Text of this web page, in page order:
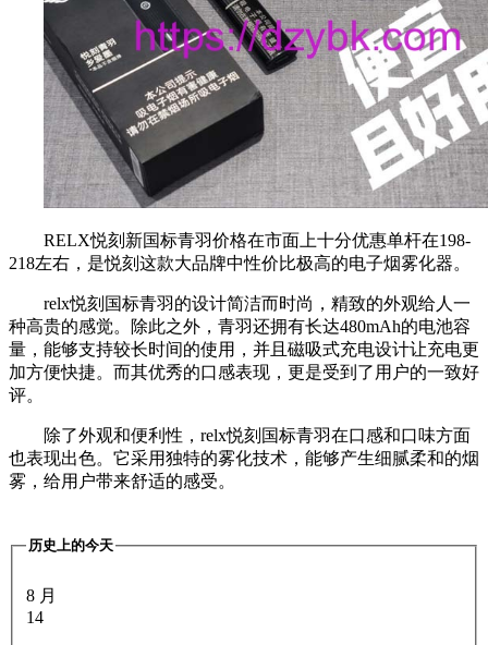
RELX悦刻新国标青羽价格在市面上十分优惠单杆在198-
218左右，是悦刻这款大品牌中性价比极高的电子烟雾化器。
relx悦刻国标青羽的设计简洁而时尚，精致的外观给人一
种高贵的感觉。除此之外，青羽还拥有长达480mAh的电池容
量，能够支持较长时间的使用，并且磁吸式充电设计让充电更
加方便快捷。而其优秀的口感表现，更是受到了用户的一致好
评。
除了外观和便利性，relx悦刻国标青羽在口感和口味方面
也表现出色。它采用独特的雾化技术，能够产生细腻柔和的烟
雾，给用户带来舒适的感受。
历史上的今天
8 月
14